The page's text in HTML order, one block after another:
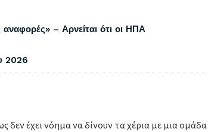
– Αρνείται ότι οι ΗΠΑ
2026
έχει νόημα να δίνουν τα χέρια με μια ομάδα